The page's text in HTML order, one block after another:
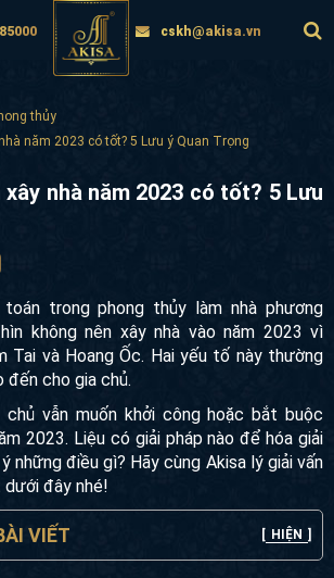
cskh@akisa.vn
thủy
năm 2023 có tốt? 5 Lưu ý Quan Trọng
nhà năm 2023 có tốt? 5 Lưu
trong phong thủy làm nhà phương
không nên xây nhà vào năm 2023 vì
Tai và Hoang Ốc. Hai yếu tố này thường
đến cho gia chủ.
chủ vẫn muốn khởi công hoặc bắt buộc
2023. Liệu có giải pháp nào để hóa giải
những điều gì? Hãy cùng Akisa lý giải vấn
dưới đây nhé!
VIẾT [ HIỆN ]